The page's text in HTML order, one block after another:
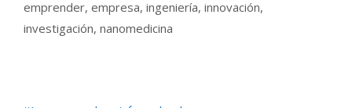
emprender, empresa, ingeniería, innovación,
investigación, nanomedicina